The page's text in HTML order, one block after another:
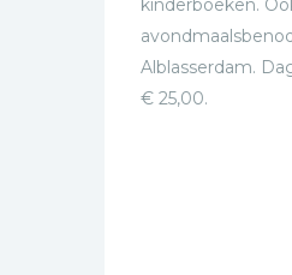
kinderboeken.
Alblasserdam.
€ 25,00.